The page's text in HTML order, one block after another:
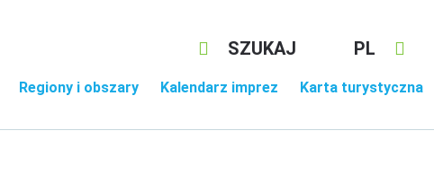
PL
SZUKAJ
Regiony i obszary Kalendarz imprez Karta turystyczna